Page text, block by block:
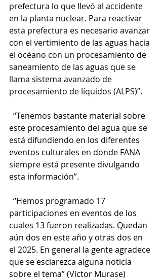
prefectura lo que llevó al accidente
en la planta nuclear. Para reactivar
esta prefectura es necesario avanzar
con el vertimiento de las aguas hacia
el océano con un procesamiento de
saneamiento de las aguas que se
llama sistema avanzado de
procesamiento de líquidos (ALPS)”.
“Tenemos bastante material sobre
este procesamiento del agua que se
está difundiendo en los diferentes
eventos culturales en donde FANA
siempre está presente divulgando
esta información”.
“Hemos programado 17
participaciones en eventos de los
cuales 13 fueron realizadas. Quedan
aún dos en este año y otras dos en
el 2025. En general la gente agradece
que se esclarezca alguna noticia
sobre el tema” (Víctor Murase)